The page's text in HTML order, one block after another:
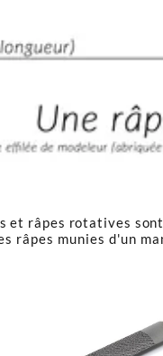
et râpes rotatives
munies d'un